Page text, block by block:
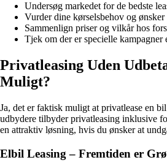
Undersøg markedet for de bedste
Vurder dine kørselsbehov og
Sammenlign priser og vilkår hos
Tjek om der er specielle
Privatleasing Uden
Muligt?
Ja, det er faktisk muligt at privatlease en
udbydere tilbyder privatleasing inklusive
en attraktiv løsning, hvis du ønsker at
Elbil Leasing – Fremtiden er